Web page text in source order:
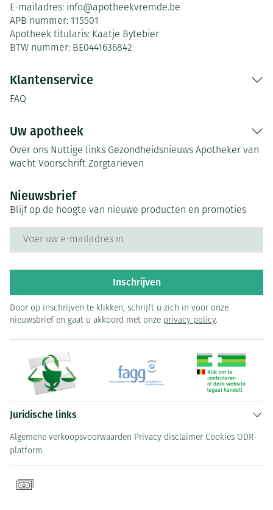
E-mailadres: info@apotheekvremde.be
APB nummer: 115501
Apotheek titularis: Kaatje Bytebier
BTW nummer: BE0441636842
Klantenservice
FAQ
Uw apotheek
Over ons Nuttige links Gezondheidsnieuws Apotheker van
wacht Voorschrift Zorgtarieven
Nieuwsbrief
Blijf op de hoogte van nieuwe producten en promoties
Inschrijven
Door op inschrijven te klikken, schrijft u zich in voor onze
nieuwsbrief en gaat u akkoord met onze privacy policy.
Juridische links
Algemene verkoopsvoorwaarden Privacy disclaimer Cookies ODR-
platform